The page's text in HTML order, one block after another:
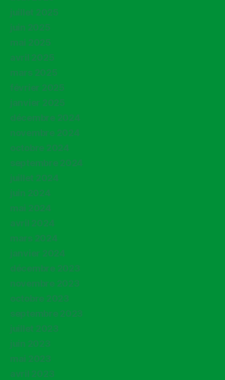
juillet 2025
juin 2025
mai 2025
avril 2025
mars 2025
février 2025
janvier 2025
décembre 2024
novembre 2024
octobre 2024
septembre 2024
juillet 2024
juin 2024
mai 2024
avril 2024
mars 2024
janvier 2024
décembre 2023
novembre 2023
octobre 2023
septembre 2023
juillet 2023
juin 2023
mai 2023
avril 2023